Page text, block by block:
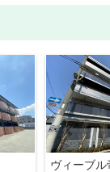
ヴィーブル